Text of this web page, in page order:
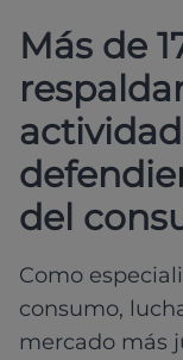
Más de
del
Como
consumo,
mercado más